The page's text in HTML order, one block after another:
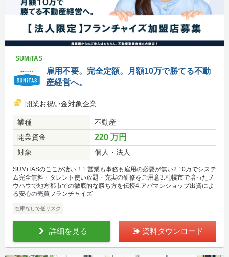
SUMiTAS
雇用不要。完全定額。月額10万で勝てる不動
産経営へ。
開業お祝い金対象企業
業種
不動産
開業資金
220 万円
対象 個人・法人
SUMiTASのここが凄い！1.営業も事務も雇用の必要が無い2.10万でシステ
ム完全無料・タレント使い放題・充実の研修をご用意3.札幌市で培ったノ
ウハウで地方都市での徹底的な勝ち方を伝授4.アパマンショップ出資によ
る安心の売買フランチャイズ
在庫なしで低リスク
詳細を見る 資料ダウンロード